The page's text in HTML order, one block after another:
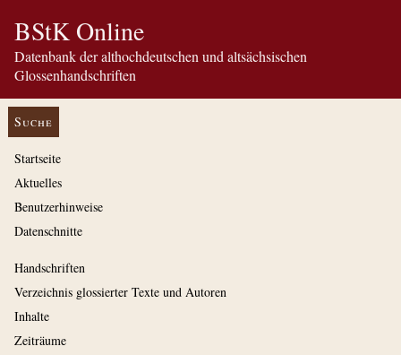
BStK Online
Datenbank der althochdeutschen und altsächsischen
Glossenhandschriften
Suche
Startseite
Aktuelles
Benutzerhinweise
Datenschnitte
Handschriften
Verzeichnis glossierter Texte und Autoren
Inhalte
Zeiträume